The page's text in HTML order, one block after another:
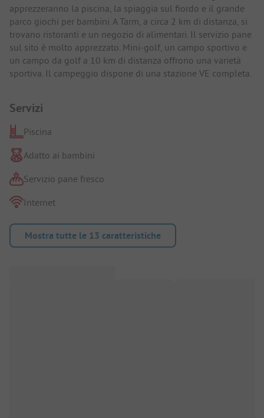
apprezzeranno la piscina, la spiaggia sul fiordo e il grande
parco giochi per bambini. A Tarm, a circa 2 km di distanza, si
trovano ristoranti e un negozio di alimentari. Il servizio pane
sul sito è molto apprezzato. Mini-golf, un campo sportivo e
un campo da golf a 10 km di distanza offrono una varietà
sportiva. Il campeggio dispone di una stazione VE completa.
Servizi
Piscina
Adatto ai bambini
Servizio pane fresco
Internet
Mostra tutte le 13 caratteristiche